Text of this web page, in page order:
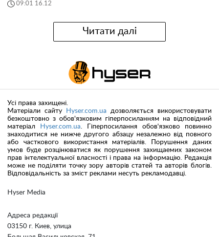
09:01 16.12
Читати далі
Hyser Media
Адреса редакції
03150 г. Киев, улица
Усі права захищені.
Матеріали сайту
Hyser.com.ua дозволяється використовувати
безкоштовно з обов'язковим гіперпосиланням на відповідний
матеріал
Hyser.com.ua . Гіперпосилання обов'язково повинно
знаходитися не нижче другого абзацу незалежно від повного
або часткового використання матеріалів. Порушення даних
умов буде розцінюватися як порушення захищаемих законом
прав інтелектуальної власності і права на інформацію. Редакція
може не поділяти точку зору авторів статей та авторів блогів.
Відповідальність за зміст реклами несуть рекламодавці.